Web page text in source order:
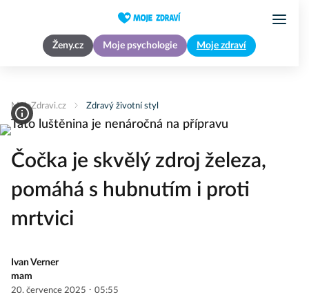
Ženy.cz Moje psychologie Moje zdraví
MojeZdravi.cz Zdravý životní styl
Čočka je skvělý zdroj železa,
pomáhá s hubnutím i proti
mrtvici
Ivan Verner
mam
20. července 2025 · 05:55